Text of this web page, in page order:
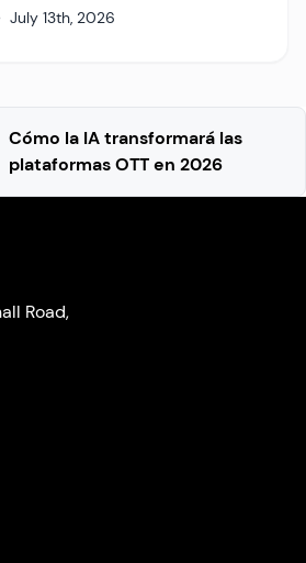
July 13th, 2026
Cómo la IA transformará las
plataformas OTT en 2026
Road,